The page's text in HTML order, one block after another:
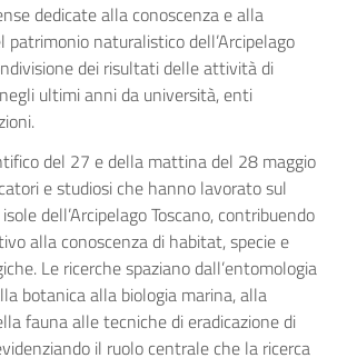
dedicate alla conoscenza e alla
patrimonio naturalistico dell’Arcipelago
dei risultati delle attività di
ultimi anni da università, enti
del 27 e della mattina del 28 maggio
e studiosi che hanno lavorato sul
dell’Arcipelago Toscano, contribuendo
alla conoscenza di habitat, specie e
Le ricerche spaziano dall’entomologia
botanica alla biologia marina, alla
fauna alle tecniche di eradicazione di
il ruolo centrale che la ricerca